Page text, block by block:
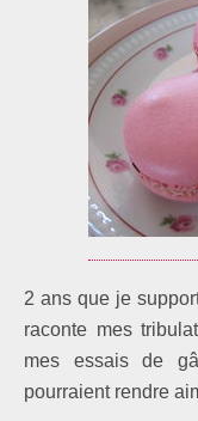
2 ans que je
raconte mes
mes essais de
pourraient rendre